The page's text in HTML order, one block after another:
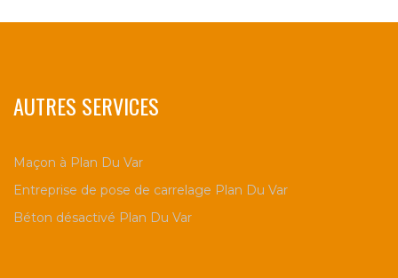
AUTRES SERVICES
Maçon à Plan Du Var
Entreprise de pose de carrelage Plan Du Var
Béton désactivé Plan Du Var